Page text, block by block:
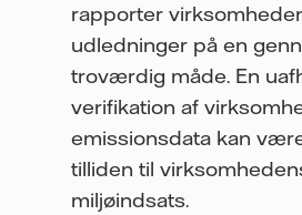
rapporter
udledninger på en
troværdig måde. En
verifikation af
emissionsdata kan
tilliden til
miljøindsats.